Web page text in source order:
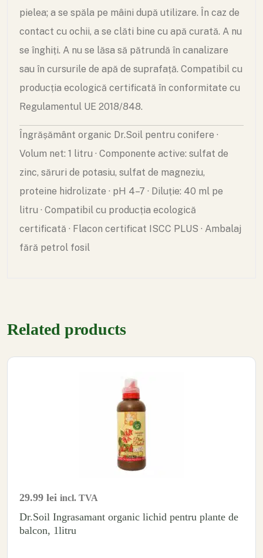
pielea; a se spăla pe mâini după utilizare. În caz de
contact cu ochii, a se clăti bine cu apă curată. A nu
se înghiți. A nu se lăsa să pătrundă în canalizare
sau în cursurile de apă de suprafață. Compatibil cu
producția ecologică certificată în conformitate cu
Regulamentul UE 2018/848.
Îngrășământ organic Dr.Soil pentru conifere ·
Volum net: 1 litru · Componente active: sulfat de
zinc, săruri de potasiu, sulfat de magneziu,
proteine hidrolizate · pH 4–7 · Diluție: 40 ml pe
litru · Compatibil cu producția ecologică
certificată · Flacon certificat ISCC PLUS · Ambalaj
fără petrol fosil
Related products
29.99 lei incl. TVA
Dr.Soil Ingrasamant organic lichid pentru plante de
balcon, 1litru